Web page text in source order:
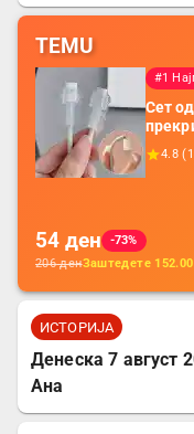
TEMU
#1
Сет
4.8 (
54 ден
-73%
206денЗаштедете 152.00
ИСТОРИЈА
Денеска 7 август
Ана